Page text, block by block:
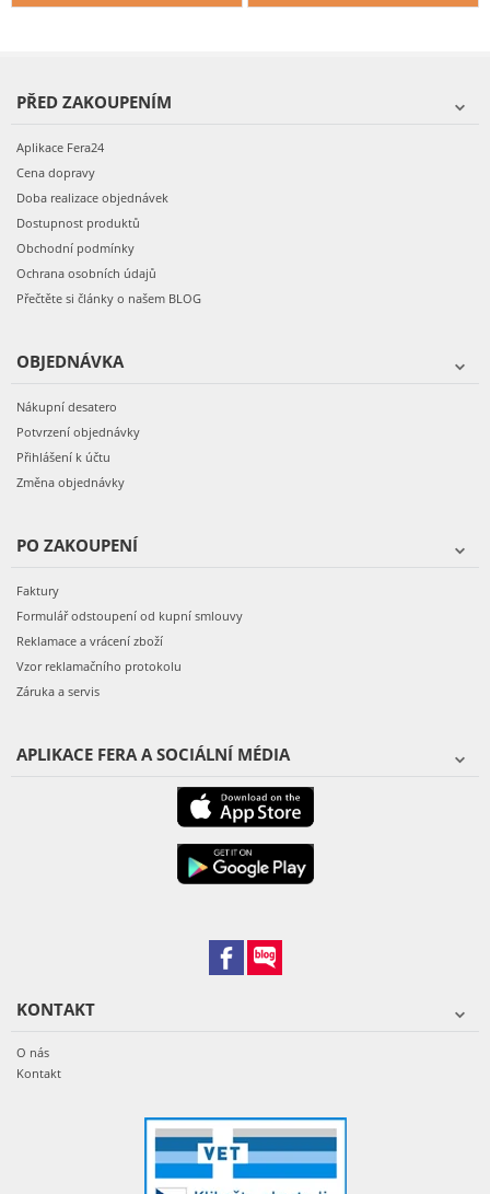
PŘED ZAKOUPENÍM
Aplikace Fera24
Cena dopravy
Doba realizace objednávek
Dostupnost produktů
Obchodní podmínky
Ochrana osobních údajů
Přečtěte si články o našem BLOG
OBJEDNÁVKA
Nákupní desatero
Potvrzení objednávky
Přihlášení k účtu
Změna objednávky
PO ZAKOUPENÍ
Faktury
Formulář odstoupení od kupní smlouvy
Reklamace a vrácení zboží
Vzor reklamačního protokolu
Záruka a servis
APLIKACE FERA A SOCIÁLNÍ MÉDIA
KONTAKT
O nás
Kontakt